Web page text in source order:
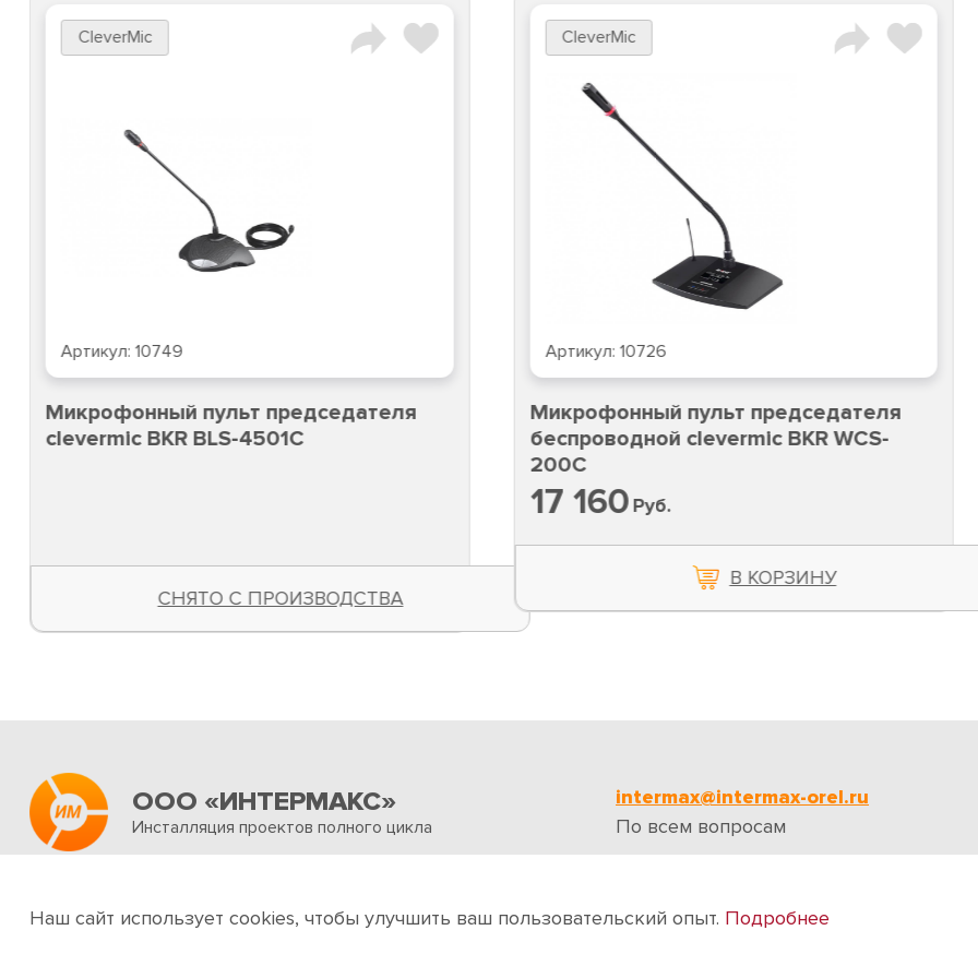
CleverMic
Артикул: 10749
Микрофонный пульт председателя
clevermic BKR BLS-4501C
СНЯТО С ПРОИЗВОДСТВА
CleverMic
Артикул: 10726
Микрофонный пульт председателя
беспроводной clevermic BKR WCS-
200C
17 160Руб.
В КОРЗИНУ
ООО «ИНТЕРМАКС»
Инсталляция проектов полного цикла
intermax@intermax-orel.ru
По всем вопросам
Наш сайт использует cookies, чтобы улучшить ваш пользовательский опыт. Подробнее